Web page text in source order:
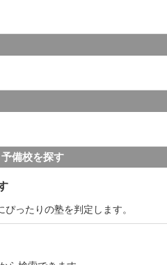
備校を探す
ったりの塾を判定します。